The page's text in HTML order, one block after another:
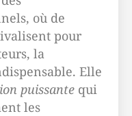
où de
pour
la
Elle
puissante qui
les